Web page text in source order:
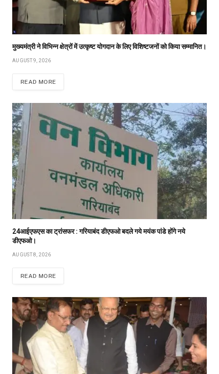
मुख्यमंत्री ने विभिन्न क्षेत्रों में उत्कृष्ट योगदान के लिए विशिष्टजनों को किया सम्मानित।
AUGUST 9, 2026
READ MORE
24आईएफएस का ट्रांसफर : गरियाबंद डीएफओ बदले गये मयंक पांडे होंगे नये
डीएफओ।
AUGUST 8, 2026
READ MORE